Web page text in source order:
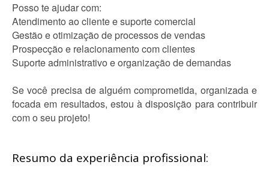
Posso te ajudar com:
Atendimento ao cliente e suporte comercial
Gestão e otimização de processos de vendas
Prospecção e relacionamento com clientes
Suporte administrativo e organização de demandas
Se você precisa de alguém comprometida, organizada e
focada em resultados, estou à disposição para contribuir
com o seu projeto!
Resumo da experiência profissional: